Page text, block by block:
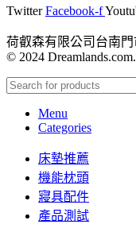
Twitter Facebook-f
荷叡森有限公司台南門
© 2024
Menu
Categories
床墊推薦
機能枕頭
寢具配件
產品測試